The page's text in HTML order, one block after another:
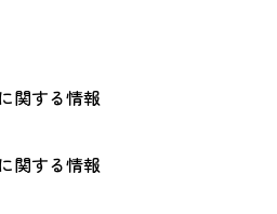
関する情報
関する情報